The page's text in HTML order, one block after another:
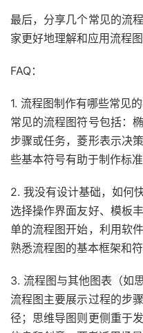
最后，分享几个常见的流
家更好地理解和应用流程图
FAQ：
1. 流程图制作有哪些常见
常见的流程图符号包括：
步骤或任务，菱形表示决
些基本符号有助于制作标
2. 我没有设计基础，如何
选择操作界面友好、模板
单的流程图开始，利用软
熟悉流程图的基本框架和符
3. 流程图与其他图表（如
流程图主要展示过程的步
径；思维导图则更侧重于